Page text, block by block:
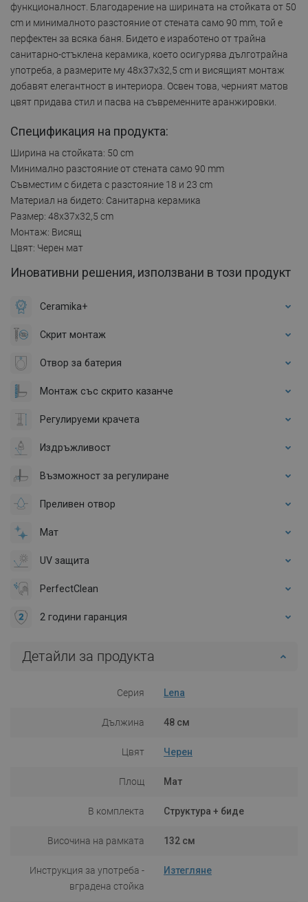
функционалност. Благодарение на ширината на стойката от 50
cm и минималното разстояние от стената само 90 mm, той е
перфектен за всяка баня. Бидето е изработено от трайна
санитарно-стъклена керамика, което осигурява дълготрайна
употреба, а размерите му 48x37x32,5 cm и висящият монтаж
добавят елегантност в интериора. Освен това, черният матов
цвят придава стил и пасва на съвременните аранжировки.
Спецификация на продукта:
Ширина на стойката: 50 cm
Минимално разстояние от стената само 90 mm
Съвместим с бидета с разстояние 18 и 23 cm
Материал на бидето: Санитарна керамика
Размер: 48x37x32,5 cm
Монтаж: Висящ
Цвят: Черен мат
Иновативни решения, използвани в този продукт
Ceramika+
Скрит монтаж
Отвор за батерия
Монтаж със скрито казанче
Регулируеми крачета
Издръжливост
Възможност за регулиране
Преливен отвор
Мат
UV защита
PerfectClean
2 години гаранция
Детайли за продукта
Серия Lena
Дължина 48 см
Цвят Черен
Площ Мат
В комплекта Структура + биде
Височина на рамката 132 см
Инструкция за употреба -
вградена стойка
Изтегляне